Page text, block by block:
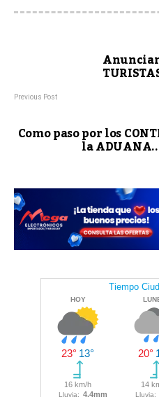
Previous Post
Como paso por los
la